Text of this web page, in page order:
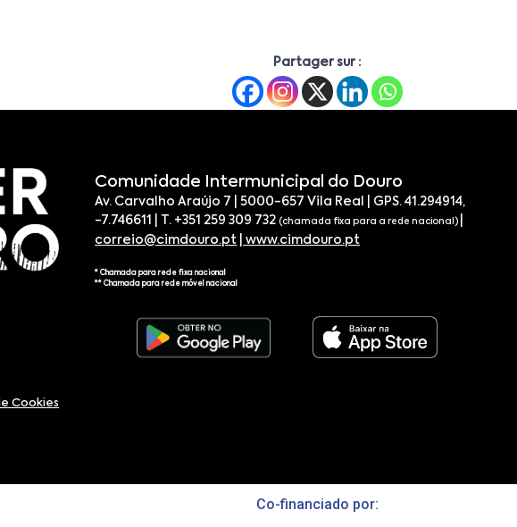
Partager sur :
Cookies
Comunidade Intermunicipal do Douro
Av. Carvalho Araújo 7 | 5000-657 Vila Real | GPS. 41.294914,
-7.746611 | T. +351 259 309 732(chamada fixa para a rede nacional)
correio@cimdouro.pt
www.cimdouro.pt
* Chamada para rede fixa nacional
** Chamada para rede móvel nacional
Co-financiado por: